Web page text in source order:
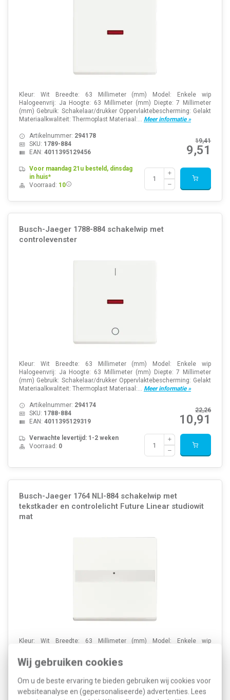
Wij gebruiken cookies
Om u de beste ervaring te bieden gebruiken wij cookies voor
websiteanalyse en (gepersonaliseerde) advertenties. Lees
Kleur: Wit Breedte: 63 Millimeter (mm) Model: Enkele wip
Halogeenvrij: Ja Hoogte: 63 Millimeter (mm) Diepte: 7 Millimeter
(mm) Gebruik: Schakelaar/drukker Oppervlaktebescherming: Gelakt
Materiaalkwaliteit: Thermoplast Materiaal:... Meer informatie »
19,41
9,51
Artikelnummer: 294178
SKU: 1789-884
EAN: 4011395129456
Voor maandag 21u besteld, dinsdag
in huis*
Voorraad: 10
Busch-Jaeger 1788-884 schakelwip met
controlevenster
Kleur: Wit Breedte: 63 Millimeter (mm) Model: Enkele wip
Halogeenvrij: Ja Hoogte: 63 Millimeter (mm) Diepte: 7 Millimeter
(mm) Gebruik: Schakelaar/drukker Oppervlaktebescherming: Gelakt
Materiaalkwaliteit: Thermoplast Materiaal:... Meer informatie »
22,26
10,91
Artikelnummer: 294174
SKU: 1788-884
EAN: 4011395129319
Verwachte levertijd: 1-2 weken
Voorraad: 0
Busch-Jaeger 1764 NLI-884 schakelwip met
tekstkader en controlelicht Future Linear studiowit
mat
Kleur: Wit Breedte: 63 Millimeter (mm) Model: Enkele wip
(mm) Gebruik: Schakelaar/drukker Oppervlaktebescherming: Gelakt
Materiaalkwaliteit: Thermoplast Materiaal:...
11,72
Artikelnummer:293960
SKU:1764 NLI-884
EAN:
4011395131619